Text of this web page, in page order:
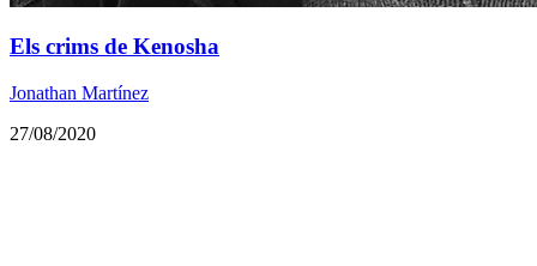
Els crims de Kenosha
Jonathan Martínez
27/08/2020